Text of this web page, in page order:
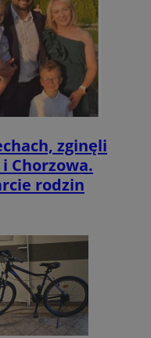
zginęli
Chorzowa.
rodzin